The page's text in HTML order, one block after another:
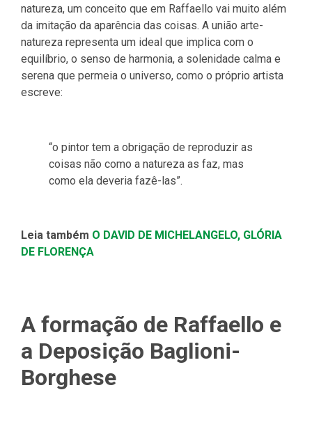
natureza, um conceito que em Raffaello vai muito além
da imitação da aparência das coisas. A união arte-
natureza representa um ideal que implica com o
equilíbrio, o senso de harmonia, a solenidade calma e
serena que permeia o universo, como o próprio artista
escreve:
“o pintor tem a obrigação de reproduzir as
coisas não como a natureza as faz, mas
como ela deveria fazê-las”.
Leia também O DAVID DE MICHELANGELO, GLÓRIA
DE FLORENÇA
A formação de Raffaello e
a Deposição Baglioni-
Borghese